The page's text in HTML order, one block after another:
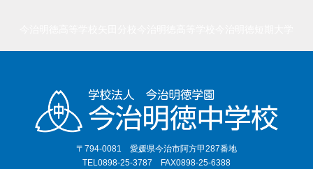
〒794-0081 愛媛県今治市阿方甲287番地
TEL0898-25-3787 FAX0898-25-6388